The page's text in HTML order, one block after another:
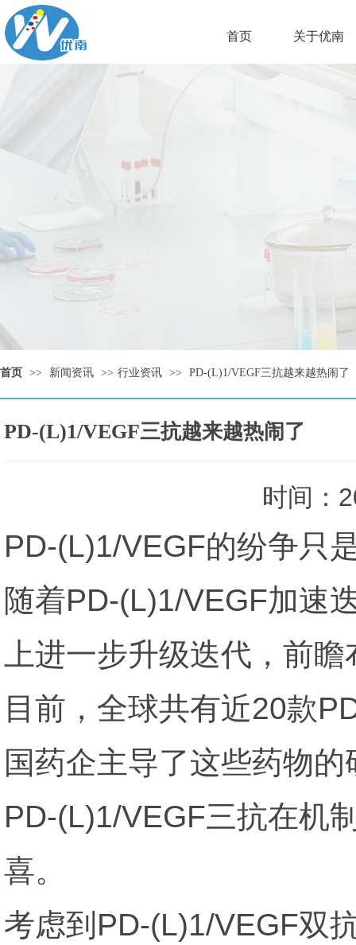
首页 关于优南
首页 >> 新闻资讯 >> 行业资讯 >> PD-(L)1/VEGF三抗越来越热闹了
PD-(L)1/VEGF三抗越来越热闹了
时间：
PD-(L)1/VEGF的纷争只
随着PD-(L)1/VEGF加速
上进一步升级迭代，前
目前，全球共有近20款
国药企主导了这些药物的
PD-(L)1/VEGF三抗在机
喜。
考虑到PD-(L)1/VEGF双